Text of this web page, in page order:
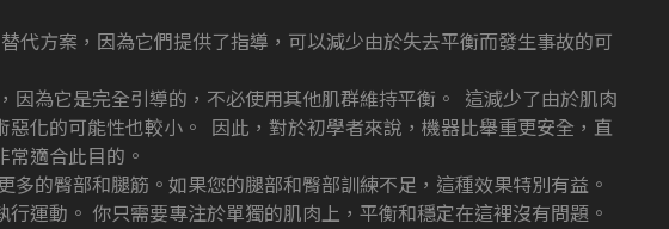
代方案，因為它們提供了指導，可以減少由於失去平衡而發生事故的可
為它是完全引導的，不必使用其他肌群維持平衡。 這減少了由於肌肉
化的可能性也較小。 因此，對於初學者來說，機器比舉重更安全，直
適合此目的。
的臀部和腿筋。如果您的腿部和臀部訓練不足，這種效果特別有益 。
運動。 你只需要專注於單獨的肌肉上，平衡和穩定在這裡沒有問題。